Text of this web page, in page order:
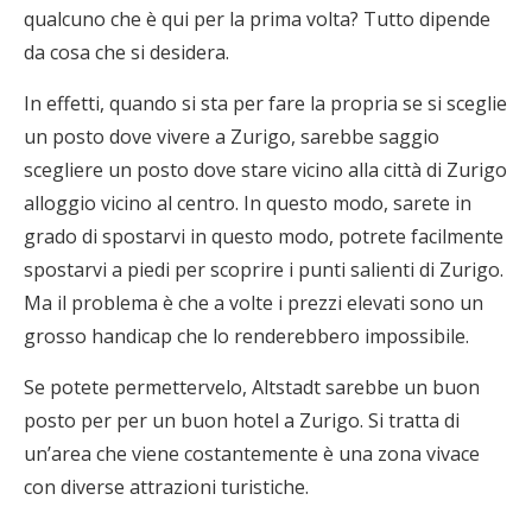
qualcuno che è qui per la prima volta? Tutto dipende
da cosa che si desidera.
In effetti, quando si sta per fare la propria se si sceglie
un posto dove vivere a Zurigo, sarebbe saggio
scegliere un posto dove stare vicino alla città di Zurigo
alloggio vicino al centro. In questo modo, sarete in
grado di spostarvi in questo modo, potrete facilmente
spostarvi a piedi per scoprire i punti salienti di Zurigo.
Ma il problema è che a volte i prezzi elevati sono un
grosso handicap che lo renderebbero impossibile.
Se potete permettervelo, Altstadt sarebbe un buon
posto per per un buon hotel a Zurigo. Si tratta di
un’area che viene costantemente è una zona vivace
con diverse attrazioni turistiche.